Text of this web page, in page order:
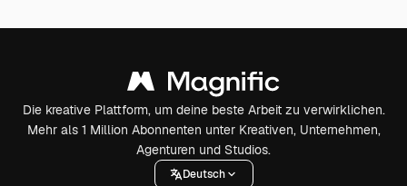
Die kreative Plattform, um deine beste Arbeit zu verwirklichen.
Mehr als 1 Million Abonnenten unter Kreativen, Unternehmen,
Agenturen und Studios.
Deutsch